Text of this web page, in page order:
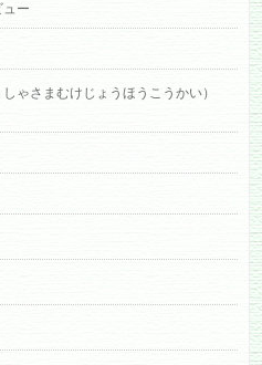
ー
ゃさまむけじょうほうこうかい）